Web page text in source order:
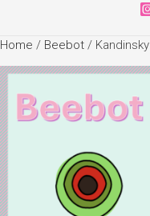
Home / Beebot / Kandinsky